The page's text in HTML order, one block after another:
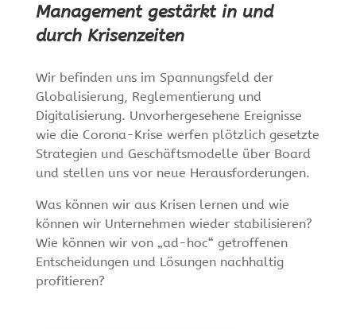
Management gestärkt in und
durch Krisenzeiten
Wir befinden uns im Spannungsfeld der
Globalisierung, Reglementierung und
Digitalisierung. Unvorhergesehene Ereignisse
wie die Corona-Krise werfen plötzlich gesetzte
Strategien und Geschäftsmodelle über Board
und stellen uns vor neue Herausforderungen.
Was können wir aus Krisen lernen und wie
können wir Unternehmen wieder stabilisieren?
Wie können wir von „ad-hoc“ getroffenen
Entscheidungen und Lösungen nachhaltig
profitieren?